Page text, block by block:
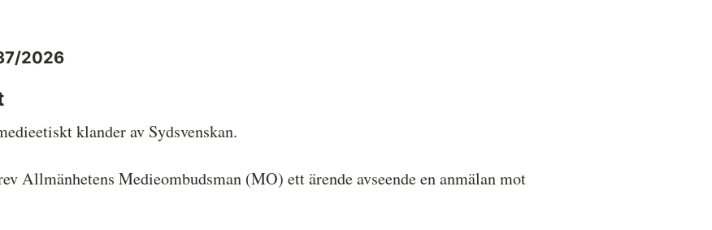
Skillnaden mellan Granskningsnämnden
2026
klander av Sydsvenskan.
Allmänhetens Medieombudsman (MO) ett ärende avseende en anmälan mot